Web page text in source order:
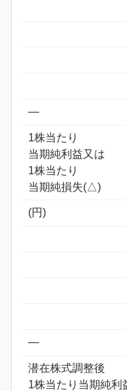
―
1株当たり
当期純利益又は
1株当たり
当期純損失(△)
(円)
―
潜在株式調整後
1株当たり当期純利